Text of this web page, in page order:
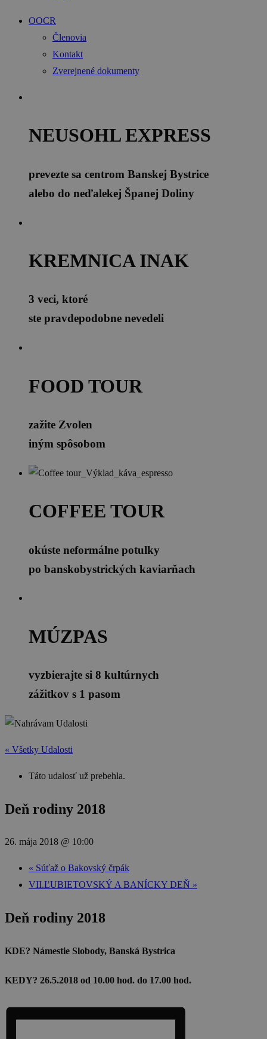
OOCR
Členovia
Kontakt
Zverejnené dokumenty
NEUSOHL EXPRESS
prevezte sa centrom Banskej Bystrice
alebo do neďalekej Španej Doliny
KREMNICA INAK
3 veci, ktoré
ste pravdepodobne nevedeli
FOOD TOUR
zažite Zvolen
iným spôsobom
COFFEE TOUR
okúste neformálne potulky
po banskobystrických kaviarňach
MÚZPAS
vyzbierajte si 8 kultúrnych
zážitkov s 1 pasom
« Všetky Udalosti
Táto udalosť už prebehla.
Deň rodiny 2018
26. mája 2018 @ 10:00
« Súťaž o Bakovský črpák
VII.ĽUBIETOVSKÝ A BANÍCKY DEŇ »
Deň rodiny 2018
KDE? Námestie Slobody, Banská Bystrica
KEDY? 26.5.2018 od 10.00 hod. do 17.00 hod.